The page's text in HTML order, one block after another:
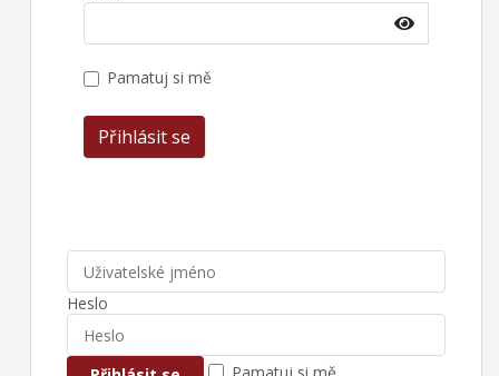
Pamatuj si mě
Přihlásit se
Heslo